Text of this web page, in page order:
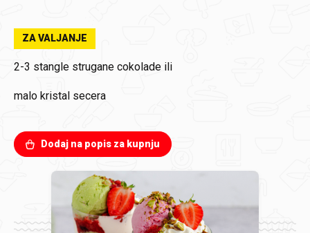
ZA VALJANJE
2-3 stangle strugane cokolade ili
malo kristal secera
Dodaj na popis za kupnju